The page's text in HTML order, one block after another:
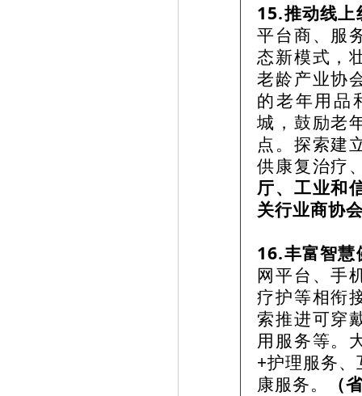
15.推动线上
平台商、服
态新模式，
老龄产业协
的老年用品
城，鼓励老
点。探索建
供康复治疗
厅、工业和
关行业商协
16.丰富智慧
网平台、手
疗护等相衔
索推进可穿
用服务等。
+护理服务
康服务。
（